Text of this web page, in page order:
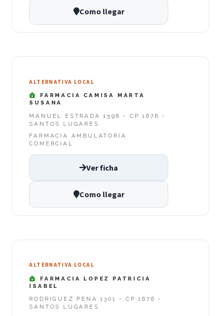
Como llegar
ALTERNATIVA LOCAL
FARMACIA CAMISA MARTA
SUSANA
MANUEL ESTRADA 1598 - CP 1676 -
SANTOS LUGARES
FARMACIA AMBULATORIA
COMERCIAL
Ver ficha
Como llegar
ALTERNATIVA LOCAL
FARMACIA LOPEZ PATRICIA
ISABEL
RODRIGUEZ PENA 1301 - CP 1676 -
SANTOS LUGARES